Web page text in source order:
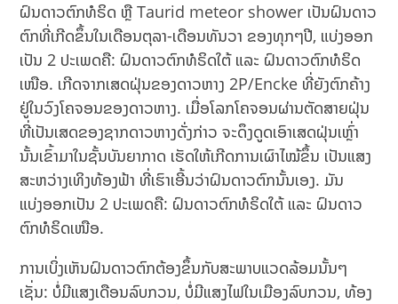
ຝົນດາວຕົກທໍຣິດ ຫຼື Taurid meteor shower ເປັນຝົນດາວ
ຕົກທີ່ເກີດຂຶ້ນໃນເດືອນຕຸລາ-ເດືອນທັນວາ ຂອງທຸກໆປີ, ແບ່ງອອກ
ເປັນ 2 ປະເພດຄື: ຝົນດາວຕົກທໍຣິດໃຕ້ ແລະ ຝົນດາວຕົກທໍຣິດ
ເໜືອ. ເກີດຈາກເສດຝຸ່ນຂອງດາວຫາງ 2P/Encke ທີ່ຍັງຕົກຄ້າງ
ຢູ່ໃນວົງໂຄຈອນຂອງດາວຫາງ. ເມື່ອໂລກໂຄຈອນຜ່ານຕັດສາຍຝຸ່ນ
ທີ່ເປັນເສດຂອງຊາກດາວຫາງດັ່ງກ່າວ ຈະດຶງດູດເອົາເສດຝຸ່ນເຫຼົ່າ
ນັ້ນເຂົ້າມາໃນຊັ້ນບັນຍາກາດ ເຮັດໃຫ້ເກີດການເຜົາໄໝ້ຂຶ້ນ ເປັນແສງ
ສະຫວ່າງເທິງທ້ອງຟ້າ ທີ່ເຮົາເອີ້ນວ່າຝົນດາວຕົກນັ້ນເອງ. ມັນ
ແບ່ງອອກເປັນ 2 ປະເພດຄື: ຝົນດາວຕົກທໍຣິດໃຕ້ ແລະ ຝົນດາວ
ຕົກທໍຣິດເໜືອ.
ການເບິ່ງເຫັນຝົນດາວຕົກຕ້ອງຂຶ້ນກັບສະພາບແວດລ້ອມນັ້ນໆ
ເຊັ່ນ: ບໍ່ມີແສງເດືອນລົບກວນ, ບໍ່ມີແສງໄຟໃນເມືອງລົບກວນ, ທ້ອງ